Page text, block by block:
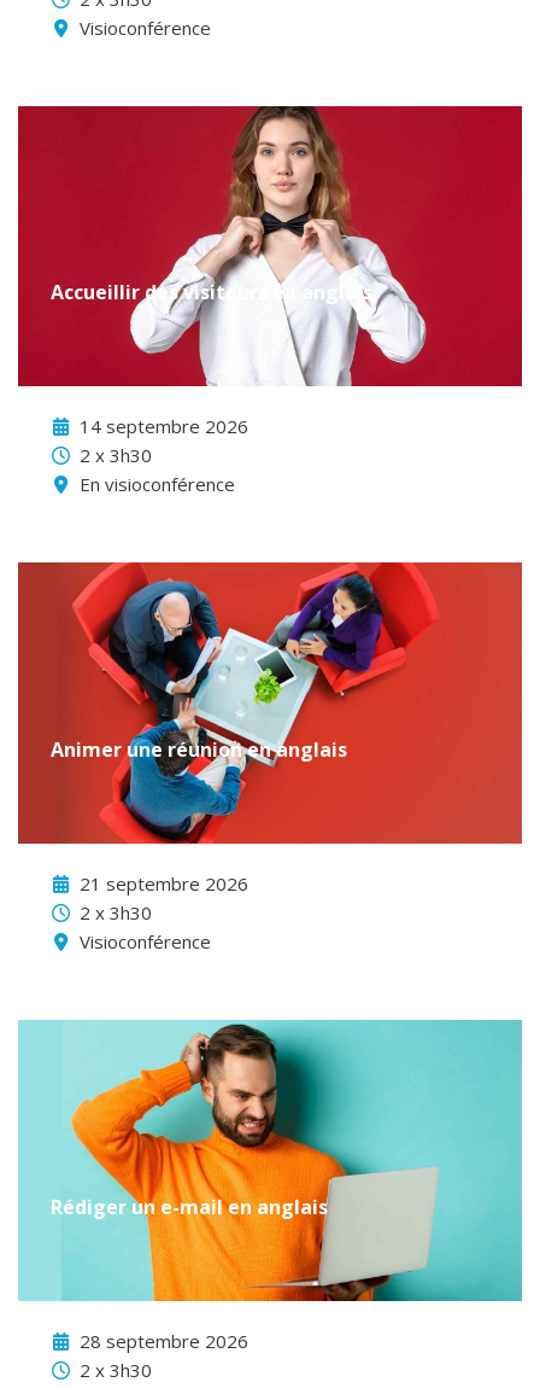
Visioconférence
Accueillir des visiteurs en anglais
14 septembre 2026
2 x 3h30
En visioconférence
Animer une réunion en anglais
21 septembre 2026
2 x 3h30
Visioconférence
Rédiger un e-mail en anglais
28 septembre 2026
2 x 3h30